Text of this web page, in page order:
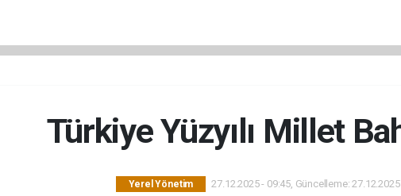
Türkiye Yüzyılı Millet
Yerel Yönetim 27.12.2025 - 09:45, Güncelleme: 27.12.2025